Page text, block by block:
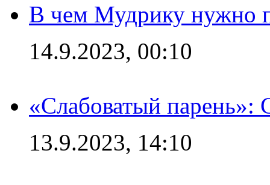
В чем Мудрику нужно
14.9.2023, 00:10
«Слабоватый парень»:
13.9.2023, 14:10